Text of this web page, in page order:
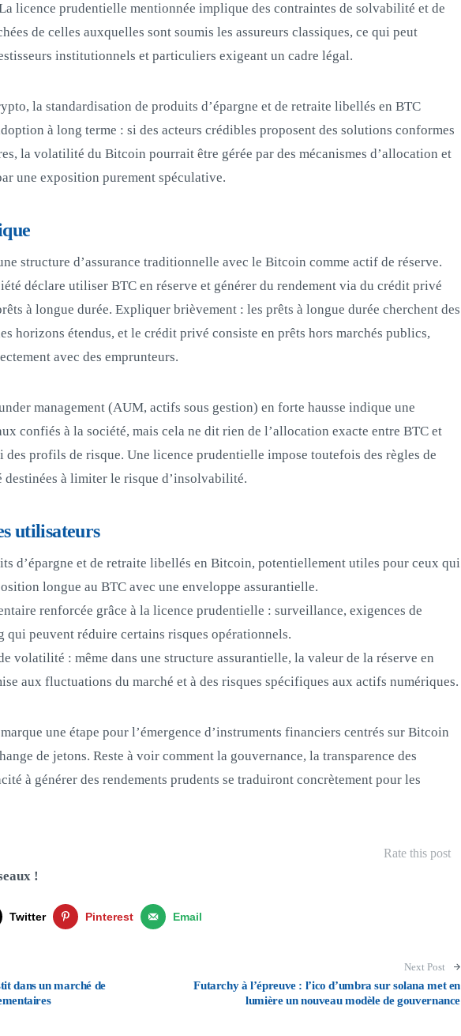
licence prudentielle mentionnée implique des contraintes de solvabilité et de
de celles auxquelles sont soumis les assureurs classiques, ce qui peut
institutionnels et particuliers exigeant un cadre légal.
la standardisation de produits d’épargne et de retraite libellés en BTC
à long terme : si des acteurs crédibles proposent des solutions conformes
la volatilité du Bitcoin pourrait être gérée par des mécanismes d’allocation et
une exposition purement spéculative.
structure d’assurance traditionnelle avec le Bitcoin comme actif de réserve.
déclare utiliser BTC en réserve et générer du rendement via du crédit privé
à longue durée. Expliquer brièvement : les prêts à longue durée cherchent des
horizons étendus, et le crédit privé consiste en prêts hors marchés publics,
avec des emprunteurs.
management (AUM, actifs sous gestion) en forte hausse indique une
confiés à la société, mais cela ne dit rien de l’allocation exacte entre BTC et
des profils de risque. Une licence prudentielle impose toutefois des règles de
à limiter le risque d’insolvabilité.
utilisateurs
d’épargne et de retraite libellés en Bitcoin, potentiellement utiles pour ceux qui
longue au BTC avec une enveloppe assurantielle.
renforcée grâce à la licence prudentielle : surveillance, exigences de
qui peuvent réduire certains risques opérationnels.
volatilité : même dans une structure assurantielle, la valeur de la réserve en
aux fluctuations du marché et à des risques spécifiques aux actifs numériques.
une étape pour l’émergence d’instruments financiers centrés sur Bitcoin
de jetons. Reste à voir comment la gouvernance, la transparence des
à générer des rendements prudents se traduiront concrètement pour les
Rate this post
!
Twitter Pinterest Email
dans un marché de
Next Post
Futarchy à l’épreuve : l’ico d’umbra sur solana met en
lumière un nouveau modèle de gouvernance